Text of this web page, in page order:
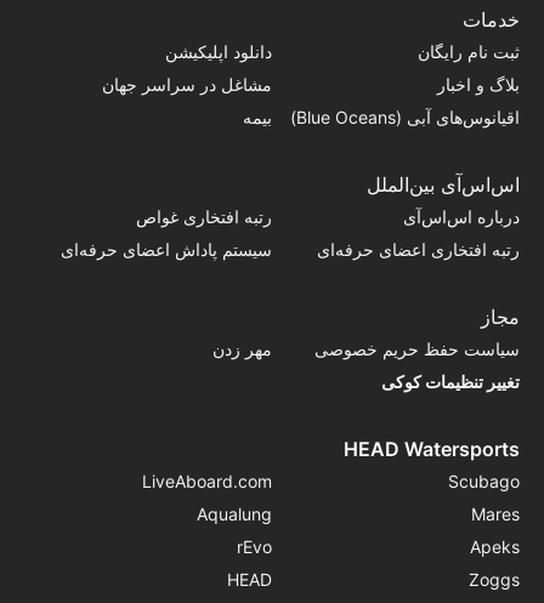
خدمات
ثبت نام رایگان
دانلود اپلیکیشن
بلاگ و اخبار
مشاغل در سراسر جهان
اقیانوس‌های آبی (Blue Oceans)
بیمه
اس‌اس‌آی بین‌الملل
درباره اس‌اس‌آی
رتبه افتخاری غواص
رتبه افتخاری اعضای حرفه‌ای
سیستم پاداش اعضای حرفه‌ای
مجاز
سیاست حفظ حریم خصوصی
مهر زدن
تغییر تنظیمات کوکی
HEAD Watersports
Scubago
LiveAboard.com
Mares
Aqualung
Apeks
rEvo
Zoggs
HEAD